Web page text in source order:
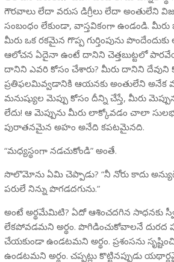
గౌరవాలు లేదా వరుస డిగ్రీలు లేదా
సంబంధం లేకుండా, వాస్తవికంగా ఉండండి.
మీరు ఒక రకమైన గొప్ప గుర్తింపును పొందేందుకు
ఆలోచన ఏదైనా ఉంటే దానిని చెత్తబుట్టలో
దానిని ఎవరి కోసం చేశారు? మీరు దానిని దేవుని
ప్రతిఫలమివ్వడానికి ఆయనకు అంతులేని అనేక
మనుష్యుల మెప్పు కోసం దీన్ని చేస్తే, మీరు
లేదు! ఆ మెప్పును మీరు లాక్కోవడం చాలా
పురాతనమైన అహం అనేది కపటమైనది.
“మధ్యస్థంగా నడచుకోండి” అంతే.
సొలొమోను ఏమి చెప్పాడు? “నీ నోరు కాదు
పరులే నిన్ను పొగడదగును.”
అంటే అర్థమేమిటి? ఏదో ఆశించదగిన సాధనకు
లేకపోవడమని అర్థం. పొగిడించుకోవాలనే దురద
చేయకుండా ఉండటమని అర్థం. ప్రశంసను
ఉండటమని అర్థం. చప్పట్లు కొట్టినప్పుడు